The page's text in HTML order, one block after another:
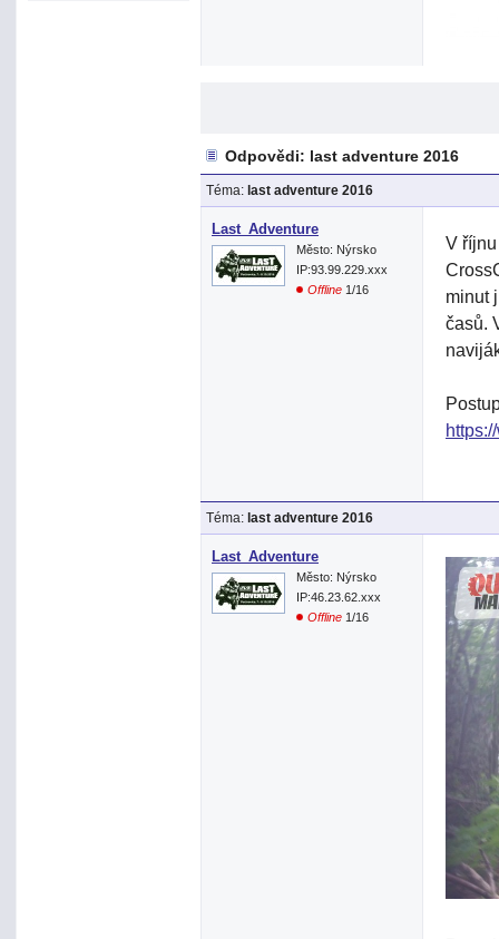
Odpovědi: last adventure 2016
Téma: last adventure 2016
Last_Adventure
Město: Nýrsko
IP:93.99.229.xxx
Offline 1/16
V
minut
časů.
Téma: last adventure 2016
Last_Adventure
Město: Nýrsko
IP:46.23.62.xxx
Offline 1/16